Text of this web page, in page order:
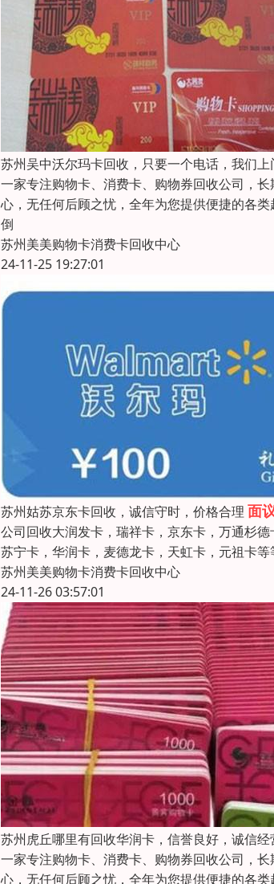
苏州吴中沃尔玛卡回收，只要一个电话，我们上
一家专注购物卡、消费卡、购物券回收公司，
心，无任何后顾之忧，全年为您提供便捷的各
倒
苏州美美购物卡消费卡回收中心
24-11-25 19:27:01
苏州姑苏京东卡回收，诚信守时，价格合理 面
公司回收大润发卡，瑞祥卡，京东卡，万通杉
苏宁卡，华润卡，麦德龙卡，天虹卡，元祖卡
苏州美美购物卡消费卡回收中心
24-11-26 03:57:01
苏州虎丘哪里有回收华润卡，信誉良好，诚信经
一家专注购物卡、消费卡、购物券回收公司，
心，无任何后顾之忧，全年为您提供便捷的各